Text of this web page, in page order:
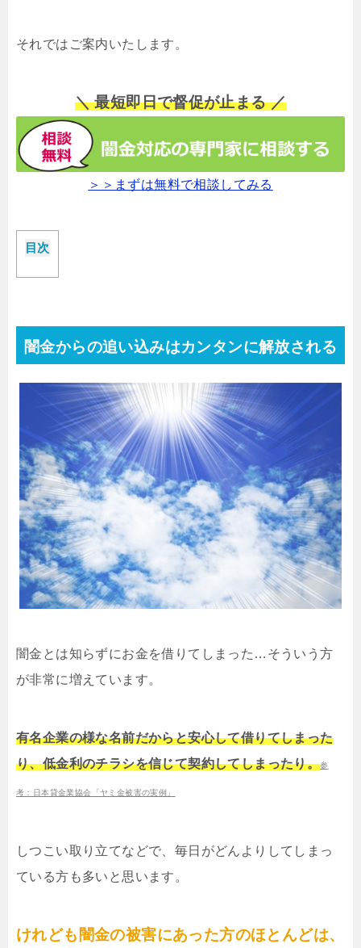
それではご案内いたします。
＼ 最短即日で督促が止まる ／
＞＞まずは無料で相談してみる
目次
闇金からの追い込みはカンタンに解放される
闇金とは知らずにお金を借りてしまった…そういう方
が非常に増えています。
有名企業の様な名前だからと安心して借りてしまった
り、低金利のチラシを信じて契約してしまったり。参
考：日本貸金業協会「ヤミ金被害の実例」
しつこい取り立てなどで、毎日がどんよりしてしまっ
ている方も多いと思います。
けれども闇金の被害にあった方のほとんどは、